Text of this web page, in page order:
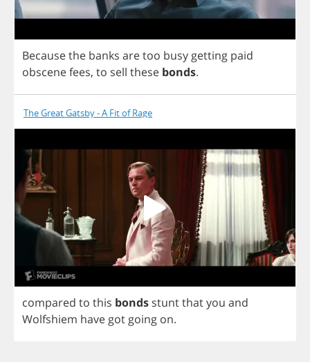
Becausethe banks aretoo busy getting paid
obscenefees, to sell these bonds.
The Great Gatsby - A Fit of Rage
compared to this bonds stuntthatyou and
Wolfshiem havegotgoing on.